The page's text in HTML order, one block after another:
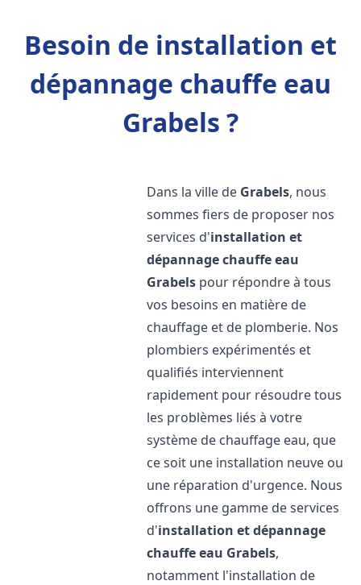
Besoin de installation et
dépannage chauffe eau
Grabels ?
Dans la ville de Grabels, nous
sommes fiers de proposer nos
services d'installation et
dépannage chauffe eau
Grabels pour répondre à tous
vos besoins en matière de
chauffage et de plomberie. Nos
plombiers expérimentés et
qualifiés interviennent
rapidement pour résoudre tous
les problèmes liés à votre
système de chauffage eau, que
ce soit une installation neuve ou
une réparation d'urgence. Nous
offrons une gamme de services
d'installation et dépannage
chauffe eau Grabels,
notamment l'installation de